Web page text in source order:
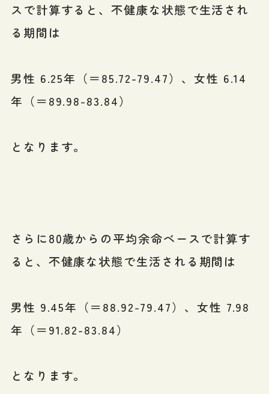
スで計算すると、不健康な状態で生活され
る期間は
男性 6.25年（＝85.72-79.47）、女性 6.14
年（＝89.98-83.84）
となります。
さらに80歳からの平均余命ベースで計算す
ると、不健康な状態で生活される期間は
男性 9.45年（＝88.92-79.47）、女性 7.98
年（＝91.82-83.84）
となります。